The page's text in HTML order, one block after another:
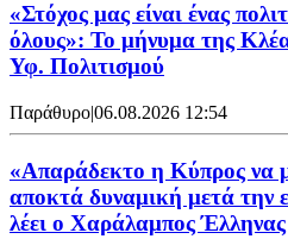
«Στόχος μας είναι ένας
όλους»: Το μήνυμα της
Υφ. Πολιτισμού
Παράθυρο|06.08.2026 12:54
«Απαράδεκτο η Κύπρος να
αποκτά δυναμική μετά την
λέει ο Χαράλαμπος Έλληνας